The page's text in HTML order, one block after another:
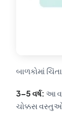
બાળકોમાં
3–5 વર્ષ: આ
ચોક્કસ